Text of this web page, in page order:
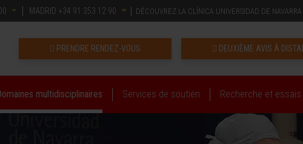
MADRID +34 91 353 12 90 DÉCOUVREZ LA CLÍNICA UNIVERSIDAD DE NAVARRA
DEUXIÈME AVIS À
PRENDRE RENDEZ-VOUS
multidisciplinaires Services de soutien Recherche et